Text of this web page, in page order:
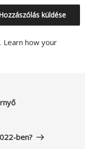
Learn how your
ben?